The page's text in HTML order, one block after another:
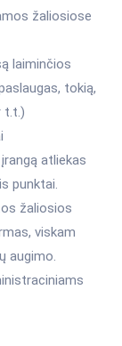
žaliosiose
laiminčios
tokią,
t.t.)
atliekas
punktai.
žaliosios
viskam
augimo.